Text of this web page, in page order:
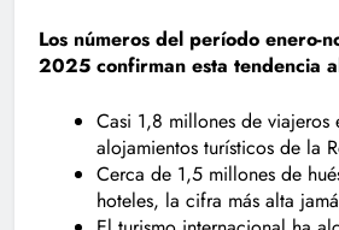
Los números del período enero-
2025 confirman esta tendencia
Casi 1,8 millones de
alojamientos turísticos de la
Cerca de 1,5 millones de
hoteles, la cifra más alta